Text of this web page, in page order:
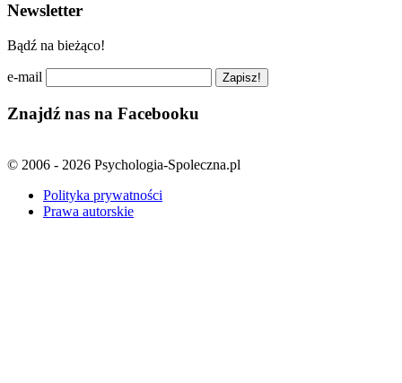
Newsletter
Bądź na bieżąco!
e-mail
Znajdź nas na Facebooku
© 2006 - 2026 Psychologia-Spoleczna.pl
Polityka prywatności
Prawa autorskie